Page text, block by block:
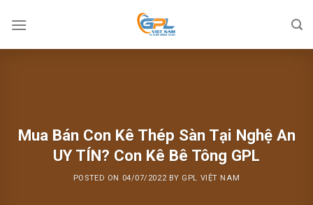
Mua Bán Con Kê Thép Sàn Tại Nghệ An
UY TÍN? Con Kê Bê Tông GPL
POSTED ON 04/07/2022BY GPL VIỆT NAM